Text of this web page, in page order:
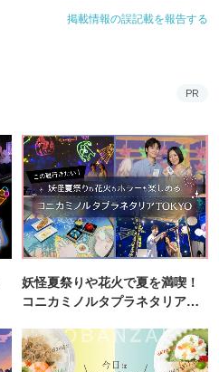
掲載情報の誤記載を報告する
PR
妖怪夏祭りや花火で夏を満喫！
コニカミノルタプラネタリア